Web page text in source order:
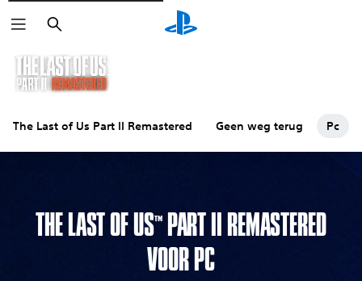
Zoeken
The Last of Us Part II Remastered Geen weg terug Pc
THE LAST OF US™PART II REMASTERED
VOOR PC